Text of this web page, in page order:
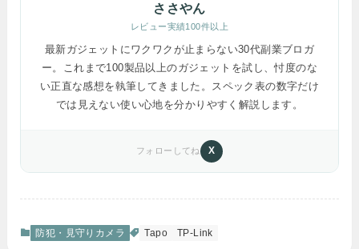
Tapo C710 2K 30fps F2.0
ささやん
レビュー実績100件以上
最新ガジェットにワクワクが止まらない30代副業ブロガ
ー。これまで100製品以上のガジェットを試し、忖度のな
い正直な感想を執筆してきました。スペック表の数字だけ
では見えない使い心地を分かりやすく解説します。
フォローしてね X
防犯・見守りカメラ Tapo TP-Link